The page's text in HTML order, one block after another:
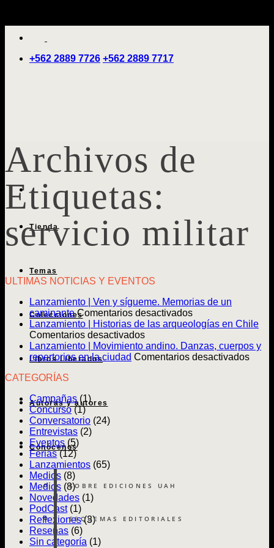
+562 2889 7726 +562 2889 7717
Tienda
Temas
Colecciones
Libros Liberados
Autoras y autores
Conócenos
SOBRE EDICIONES UAH
ESQUEMAS EDITORIALES
Archivos de
Etiquetas:
servicio militar
ULTIMAS NOTICIAS Y EVENTOS
Lanzamiento | Ven y sígueme. Memorias de un
caminante Comentarios desactivadosen
Lanzamiento
Ven
y
Lanzamiento | Historias de las arqueologías en Chile
Comentarios desactivadosen
Lanzamiento
|
Lanzamiento | Movimiento andino. Danzas, cuerpos y
repertorios en la ciudad Comentarios desactivadosen
CATEGORÍAS
Campañas (1)
Concurso(1)
Conversatorio (24)
Entrevistas (2)
Eventos (5)
Ferias(12)
Lanzamientos (65)
Medios (8)
Medios (8)
Novedades (1)
PodCast(1)
Reflexiones(3)
Reseñas (6)
Sin categoría (1)